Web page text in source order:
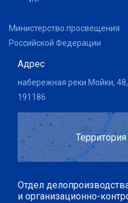
Министерство просвещения
Российской Федерации
Адрес
набережная реки Мойки,
191186
Отдел
и организационно-